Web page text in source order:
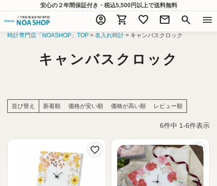
安心の２年間保証付き・税込5,500円以上で送料無料
account_circle shopping_cart favorite mail search menu
時計専門店「NOASHOP」TOP 名入れ時計 キャンバスクロック
キャンバスクロック
並び替え 新着順 価格が安い順 価格が高い順 レビュー順
6件中 1-6件表示